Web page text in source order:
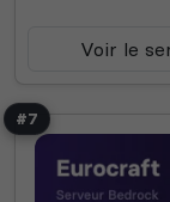
Voir le
#7